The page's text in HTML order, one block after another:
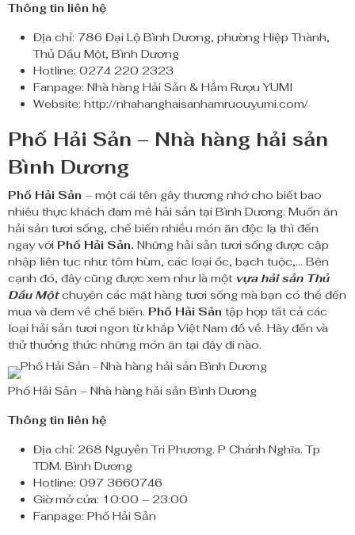
Thông tin liên hệ
Địa chỉ: 786 Đại Lộ Bình Dương, phường Hiệp Thành,
Thủ Dầu Một, Bình Dương
Hotline: 0274 220 2323
Fanpage: Nhà hàng Hải Sản & Hầm Rượu YUMI
Website: http://nhahanghaisanhamruouyumi.com/
Phố Hải Sản – Nhà hàng hải sản
Bình Dương
Phố Hải Sản – một cái tên gây thương nhớ cho biết bao
nhiêu thực khách đam mê hải sản tại Bình Dương. Muốn ăn
hải sản tươi sống, chế biến nhiều món ăn độc lạ thì đến
ngay với Phố Hải Sản. Những hải sản tươi sống được cập
nhập liên tục như: tôm hùm, các loại ốc, bạch tuộc,… Bên
cạnh đó, đây cũng được xem như là một vựa hải sản Thủ
Dầu Mộtchuyên các mặt hàng tươi sống mà bạn có thể đến
mua và đem về chế biến. Phố Hải Sản tập hợp tất cả các
loại hải sản tươi ngon từ khắp Việt Nam đổ về. Hãy đến và
thử thưởng thức những món ăn tại đây đi nào.
Phố Hải Sản – Nhà hàng hải sản Bình Dương
Thông tin liên hệ
Địa chỉ: 268 Nguyễn Tri Phương. P Chánh Nghĩa. Tp
TDM. Bình Dương
Hotline: 097 3660746
Giờ mở cửa: 10:00 – 23:00
Fanpage: Phố Hải Sản